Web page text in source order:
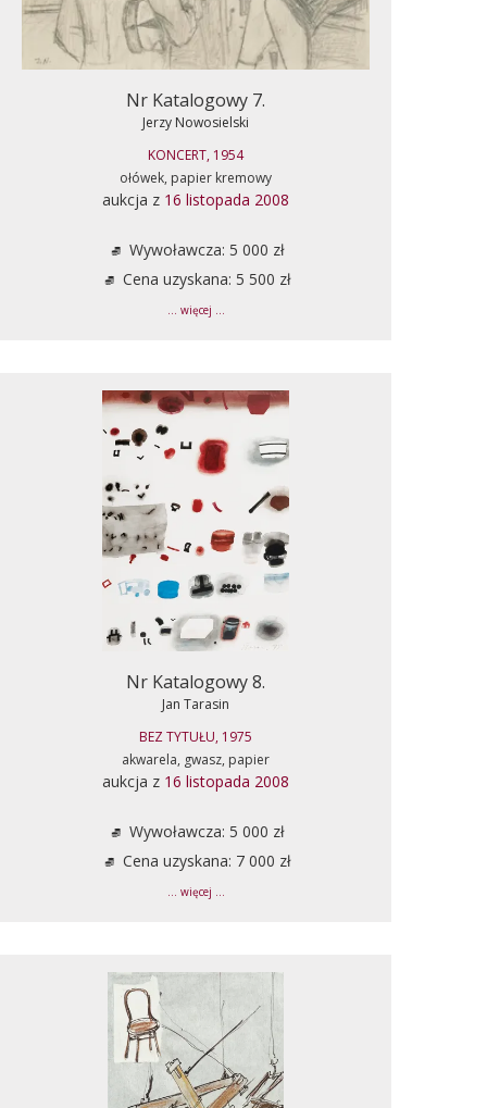
Nr Katalogowy 7.
Jerzy Nowosielski
KONCERT, 1954
ołówek, papier kremowy
aukcja z 16 listopada 2008
Wywoławcza: 5 000 zł
Cena uzyskana: 5 500 zł
... więcej ...
Nr Katalogowy 8.
Jan Tarasin
BEZ TYTUŁU, 1975
akwarela, gwasz, papier
aukcja z 16 listopada 2008
Wywoławcza: 5 000 zł
Cena uzyskana: 7 000 zł
... więcej ...